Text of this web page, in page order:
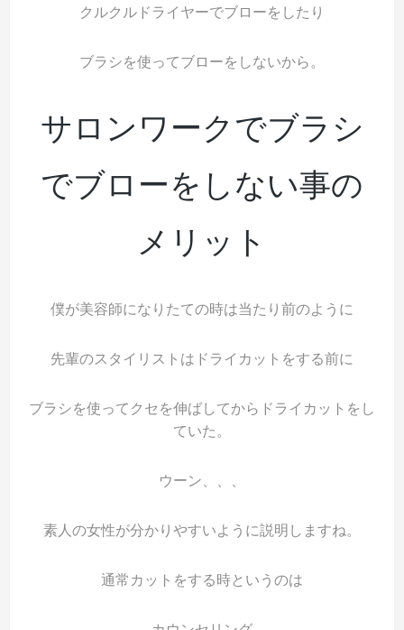
クルクルドライヤーでブローをしたり
ブラシを使ってブローをしないから。
サロンワークでブラシ
でブローをしない事の
メリット
僕が美容師になりたての時は当たり前のように
先輩のスタイリストはドライカットをする前に
ブラシを使ってクセを伸ばしてからドライカットをし
ていた。
ウーン、、、
素人の女性が分かりやすいように説明しますね。
通常カットをする時というのは